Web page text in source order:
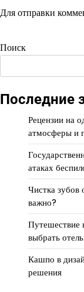
Для отправки
Поиск
Последние
Рецензии на
атмосферы и
атаках
Чистка зубов
важно?
Путешествие
выбрать
Кашпо в
решения